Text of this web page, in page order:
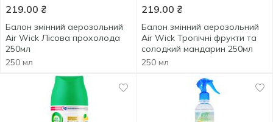
219.00 ₴
Балон змінний аерозольний
Air Wick Лісова прохолода
250мл
250 мл
219.00 ₴
Балон змінний аерозольний
Air Wick Тропічні фрукти та
солодкий мандарин 250мл
250 мл